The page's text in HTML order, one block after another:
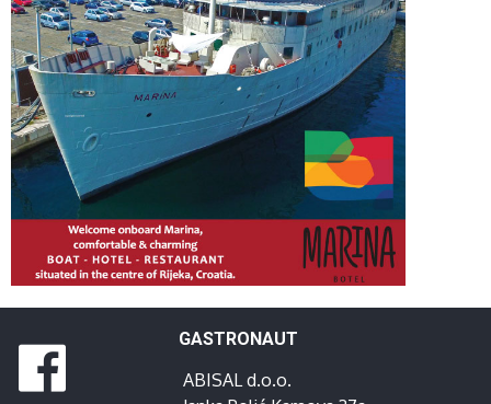
GASTRONAUT
ABISAL d.o.o.